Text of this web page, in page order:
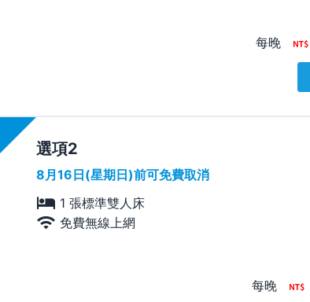
每晚
選項
8月16日(星期日)前可免費取消
1 張標準雙人床
免費無線上網
每晚